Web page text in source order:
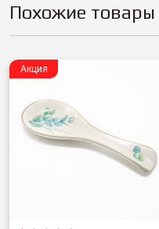
Похожие товары
Акция